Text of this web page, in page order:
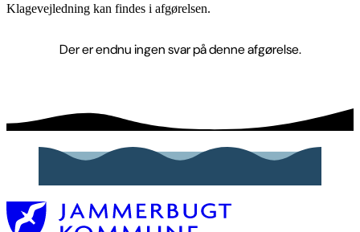
Klagevejledning kan findes i afgørelsen.
Der er endnu ingen svar på denne afgørelse.